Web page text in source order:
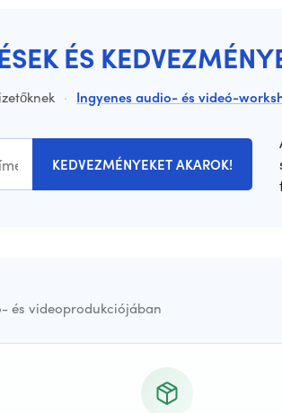
ÉS
· Ingyenes audio- és videó-
KEDVEZMÉNYEKET AKAROK!
és videoprodukciójában